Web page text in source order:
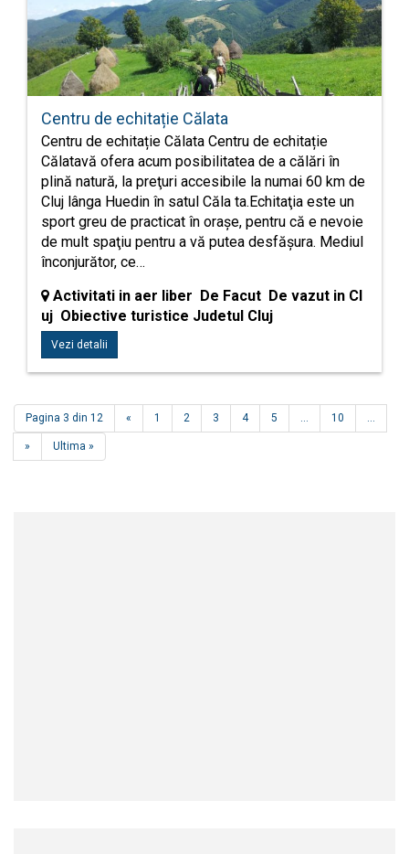
Centru de echitație Călata
Centru de echitație Călata Centru de echitație
Călatavă ofera acum posibilitatea de a călări în
plină natură, la preţuri accesibile la numai 60 km de
Cluj lânga Huedin în satul Căla ta.Echitaţia este un
sport greu de practicat în oraşe, pentru că e nevoie
de mult spaţiu pentru a vă putea desfăşura. Mediul
înconjurător, ce…
Activitati in aer liber De Facut De vazut in Cl
uj Obiective turistice Judetul Cluj
Vezi detalii
Pagina 3 din 12 « 1 2 3 4 5 ... 10 ...
» Ultima »